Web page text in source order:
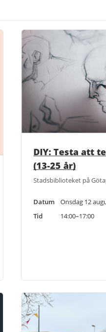
DIY: Testa att
(13-25 år)
Stadsbiblioteket på
Datum
Onsdag 12
Tid
14:00–17:00